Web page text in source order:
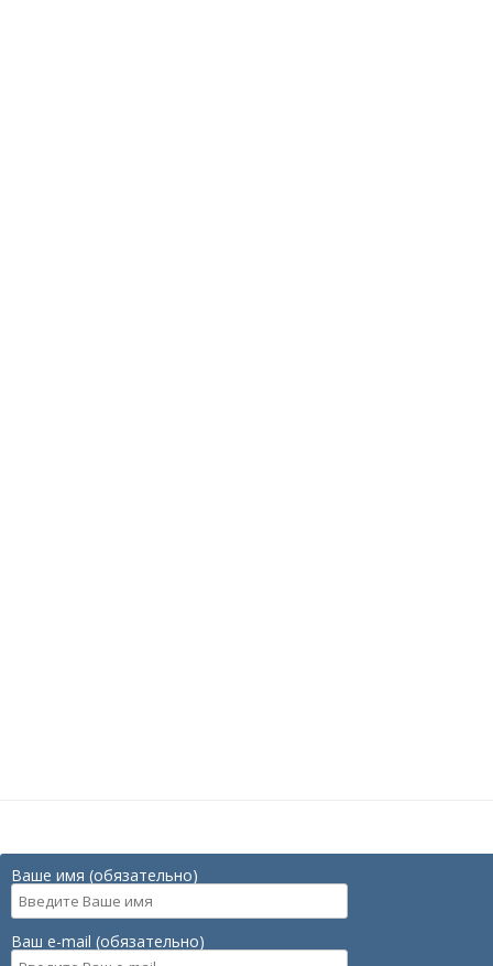
Ваше имя (обязательно)
Ваш e-mail (обязательно)